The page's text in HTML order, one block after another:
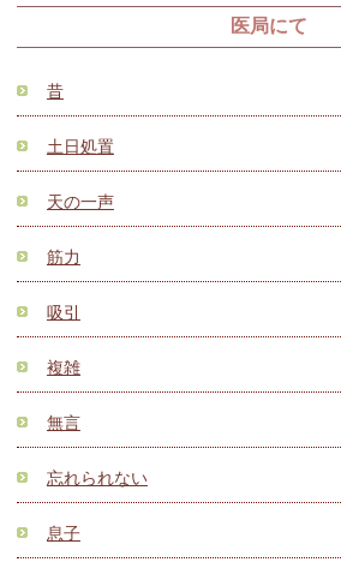
医局にて
昔
土日処置
天の一声
筋力
吸引
複雑
無言
忘れられない
息子